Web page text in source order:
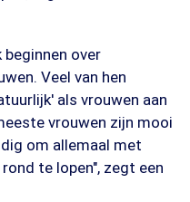
beginnen over
Veel van hen
als vrouwen aan
vrouwen zijn mooi
om allemaal met
te lopen", zegt een